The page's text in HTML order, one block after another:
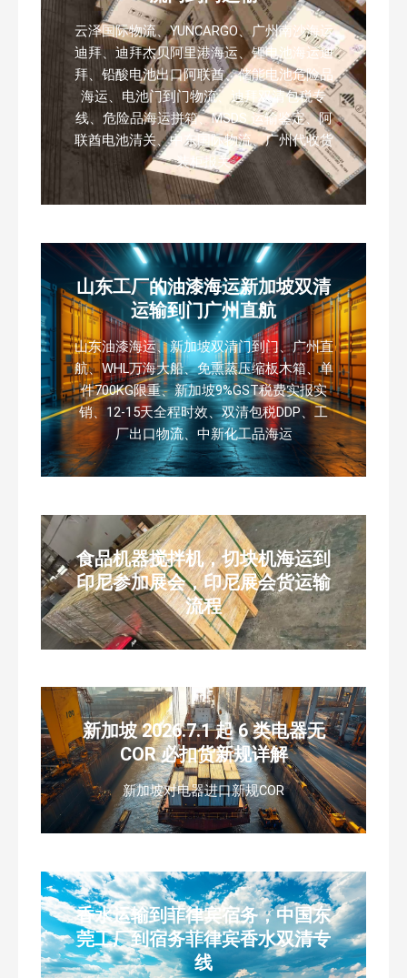
云泽国际物流、YUNCARGO、广州南沙海运
迪拜、迪拜杰贝阿里港海运、锂电池海运迪
拜、铅酸电池出口阿联酋、储能电池危险品
海运、电池门到门物流、迪拜双清包税专
线、危险品海运拼箱、MSDS 运输鉴定、阿
联酋电池清关、中东国际物流、广州代收货
装柜报关
山东工厂的油漆海运新加坡双清
运输到门广州直航
山东油漆海运、新加坡双清门到门、广州直
航、WHL万海大船、免熏蒸压缩板木箱、单
件700KG限重、新加坡9%GST税费实报实
销、12-15天全程时效、双清包税DDP、工
厂出口物流、中新化工品海运
食品机器搅拌机，切块机海运到
印尼参加展会，印尼展会货运输
流程
新加坡 2026.7.1 起 6 类电器无
COR 必扣货新规详解
新加坡对电器进口新规COR
香水运输到菲律宾宿务，中国东
莞工厂到宿务菲律宾香水双清专
线